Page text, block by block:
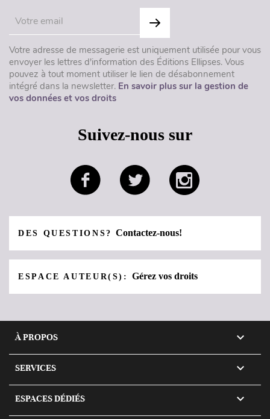
Votre adresse de messagerie est uniquement utilisée pour vous
envoyer les lettres d'information des Éditions Ellipses. Vous
pouvez à tout moment utiliser le lien de désabonnement
intégré dans la newsletter. En savoir plus sur la gestion de
vos données et vos droits
Suivez-nous sur
DES QUESTIONS?Contactez-nous!
ESPACE AUTEUR(S):Gérez vos droits
À PROPOS 
SERVICES 
ESPACES DÉDIÉS 